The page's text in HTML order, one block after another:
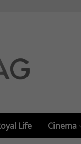
Life Cinema